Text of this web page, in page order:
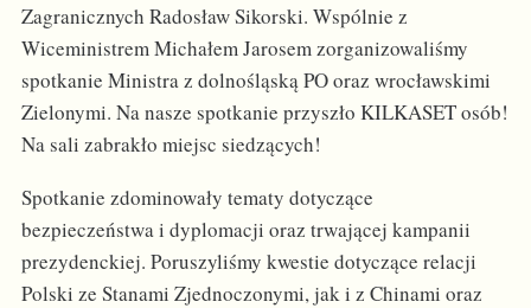
Zagranicznych Radosław Sikorski. Wspólnie z
Wiceministrem Michałem Jarosem zorganizowaliśmy
spotkanie Ministra z dolnośląską PO oraz wrocławskimi
Zielonymi. Na nasze spotkanie przyszło KILKASET osób!
Na sali zabrakło miejsc siedzących!
Spotkanie zdominowały tematy dotyczące
bezpieczeństwa i dyplomacji oraz trwającej kampanii
prezydenckiej. Poruszyliśmy kwestie dotyczące relacji
Polski ze Stanami Zjednoczonymi, jak i z Chinami oraz